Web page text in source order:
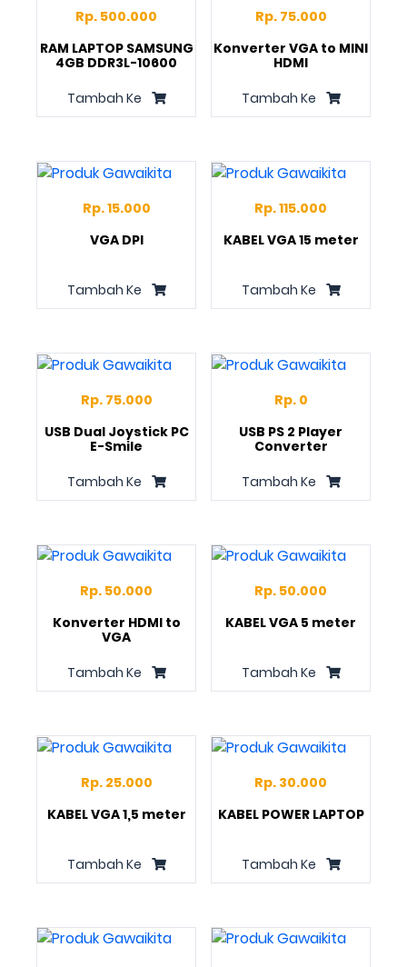
Rp. 500.000
RAM LAPTOP SAMSUNG
4GB DDR3L-10600
Tambah Ke
Rp. 75.000
Konverter VGA to MINI
HDMI
Tambah Ke
Rp. 15.000
VGA DPI
Tambah Ke
Rp. 115.000
KABEL VGA 15 meter
Tambah Ke
Rp. 75.000
USB Dual Joystick PC
E-Smile
Tambah Ke
Rp. 0
USB PS 2 Player
Converter
Tambah Ke
Rp. 50.000
Konverter HDMI to
VGA
Tambah Ke
Rp. 50.000
KABEL VGA 5 meter
Tambah Ke
Rp. 25.000
KABEL VGA 1,5 meter
Tambah Ke
Rp. 30.000
KABEL POWER LAPTOP
Tambah Ke